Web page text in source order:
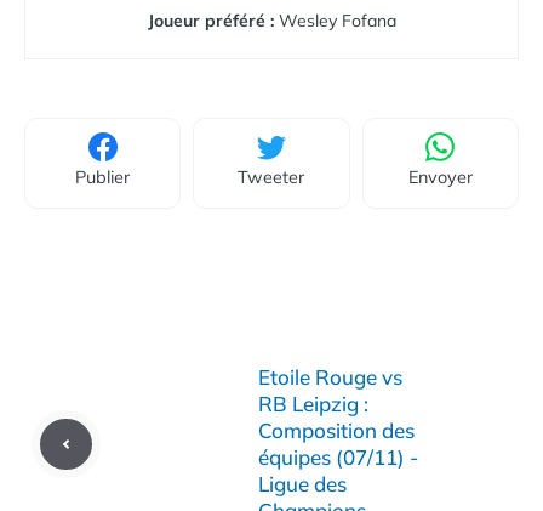
Joueur préféré :Wesley Fofana
Publier Tweeter Envoyer
Etoile Rouge vs
RB Leipzig :
Composition des
équipes (07/11) -
Ligue des